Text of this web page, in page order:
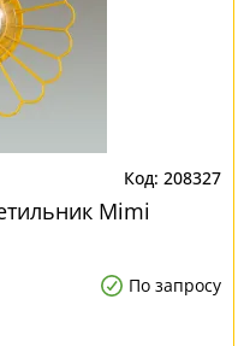
208327
Mimi
По запросу